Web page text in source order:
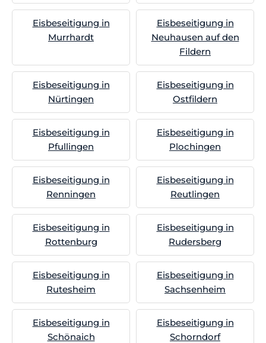
Eisbeseitigung in
Murrhardt
Eisbeseitigung in
Neuhausen auf den
Fildern
Eisbeseitigung in
Nürtingen
Eisbeseitigung in
Ostfildern
Eisbeseitigung in
Pfullingen
Eisbeseitigung in
Plochingen
Eisbeseitigung in
Renningen
Eisbeseitigung in
Reutlingen
Eisbeseitigung in
Rottenburg
Eisbeseitigung in
Rudersberg
Eisbeseitigung in
Rutesheim
Eisbeseitigung in
Sachsenheim
Eisbeseitigung in
Schönaich
Eisbeseitigung in
Schorndorf